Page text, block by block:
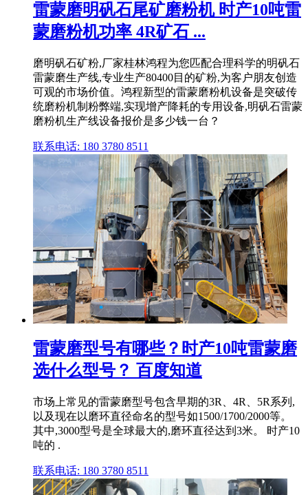
雷蒙磨明矾石尾矿磨粉机 时产10吨雷
蒙磨粉机功率 4R矿石 ...
磨明矾石矿粉,厂家桂林鸿程为您匹配合理科学的明矾石
雷蒙磨生产线,专业生产80400目的矿粉,为客户朋友创造
可观的市场价值。鸿程新型的雷蒙磨粉机设备是突破传
统磨粉机制粉弊端,实现增产降耗的专用设备,明矾石雷蒙
磨粉机生产线设备报价是多少钱一台？
联系电话: 180 3780 8511
雷蒙磨型号有哪些？时产10吨雷蒙磨
选什么型号？ 百度知道
市场上常见的雷蒙磨型号包含早期的3R、4R、5R系列,
以及现在以磨环直径命名的型号如1500/1700/2000等。
其中,3000型号是全球最大的,磨环直径达到3米。 时产10
吨的 .
联系电话: 180 3780 8511